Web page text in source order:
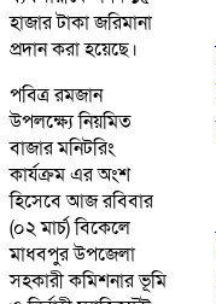
হাজার টাকা জরিমানা
প্রদান করা হয়েছে।
পবিত্র রমজান
উপলক্ষ্যে নিয়মিত
বাজার মনিটরিং
কার্যক্রম এর অংশ
হিসেবে আজ রবিবার
(০২ মার্চ) বিকেলে
মাধবপুর উপজেলা
সহকারী কমিশনার ভূমি